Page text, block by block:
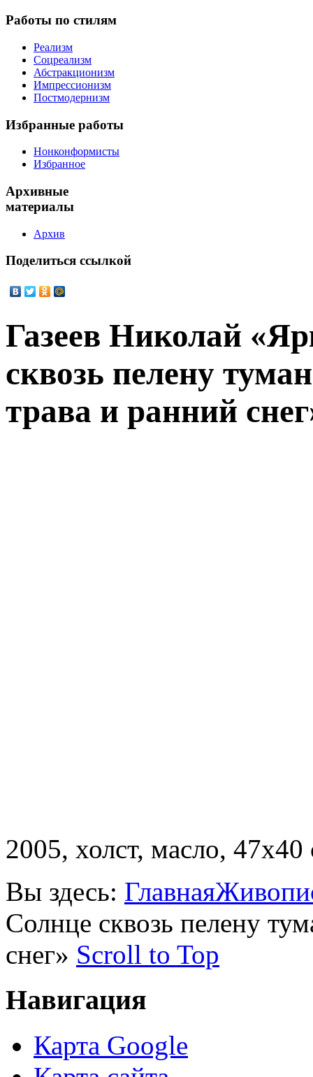
Работы по стилям
Реализм
Соцреализм
Абстракционизм
Импрессионизм
Постмодернизм
Избранные работы
Нонконформисты
Избранное
Архивные
материалы
Архив
Поделиться ссылкой
Газеев Николай
сквозь пелену
трава и ранний
2005, холст, масло, 47х40
Вы здесь: Главная
Солнце сквозь пелену
снег» Scroll to Top
Навигация
Карта Google